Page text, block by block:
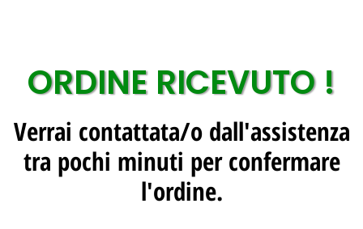
ORDINE RICEVUTO !
Verrai contattata/o dall'assistenza
tra pochi minuti per confermare
l'ordine.